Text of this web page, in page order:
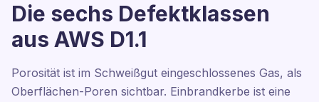
Die sechs Defektklassen
aus AWS D1.1
Porosität ist im Schweißgut eingeschlossenes Gas, als
Oberflächen-Poren sichtbar. Einbrandkerbe ist eine